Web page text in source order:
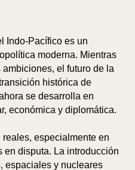
Indo-Pacífico es un
moderna. Mientras
el futuro de la
histórica de
se desarrolla en
económica y diplomática.
especialmente en
en disputa. La introducción
espaciales y nucleares